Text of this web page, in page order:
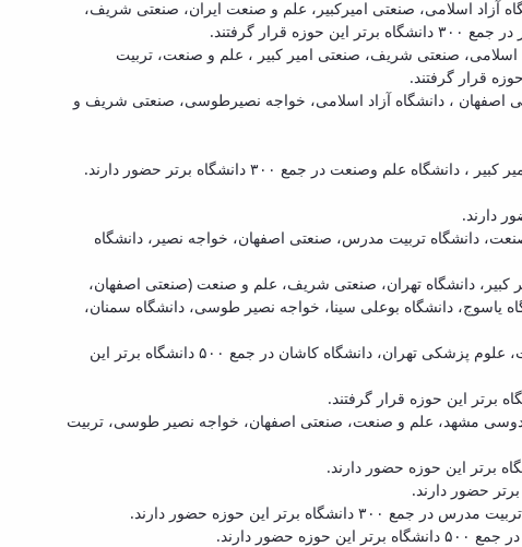
سال ۲۰۱۷ به ۱۲ دانشگاه در سال ۲۰۱۸ حضور داشتند که به ترتیب دانشگاه آزاد اسلامی، صنعتی امیرکبیر، علم و صنعت ایران، صنعتی شریف،
گرفتند.
از ۸ دانشگاه در سال ۲۰۱۷ به ۱۱ دانشگاه در سال ۲۰۱۸، به ترتیب دانشگاه آزاد اسلامی، صنعتی شریف، صنعتی امیر کبیر ، علم و صنعت، تربیت
علم وصنعت ، صنعتی اصفهان ، دانشگاه آزاد اسلامی، خواجه نصیرطوسی، صنعتی شریف و
در جمع ۳۰۰ دانشگاه برتر حضور دارند.
علم و صنعت، دانشگاه تربیت مدرس، صنعتی اصفهان، خواجه نصیر، دانشگاه
به ۲۱ دانشگاه در سال ۲۰۱۸، دانشگاه آزاد اسلامی، صنعتی امیر کبیر، دانشگاه تهران، صنعتی شریف، علم و صنعت (صنعتی اصفهان،
یاسوج، دانشگاه بوعلی سینا، خواجه نصیر طوسی، دانشگاه سمنان،
در رشته مهندسی مواد از ایران دانشگاه آزاد اسلامی، دانشگاه تهران، صنعتی امیر کبیر، صنعتی اصفهان، صنعتی شریف، دانشگاه علم و صنعت، علوم پزشکی تهران، دانشگاه کاشان در جمع ۵۰۰ دانشگاه برتر این
مشهد، علم و صنعت، صنعتی اصفهان، خواجه نصیر طوسی، تربیت
این حوزه حضور دارند.
دارند.